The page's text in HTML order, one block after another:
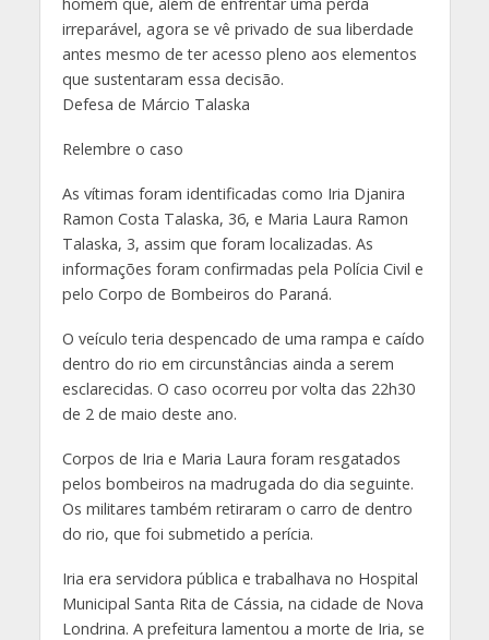
irreparável, agora se vê privado de sua liberdade
antes mesmo de ter acesso pleno aos elementos
que sustentaram essa decisão.
Defesa de Márcio Talaska
Relembre o caso
As vítimas foram identificadas como Iria Djanira
Ramon Costa Talaska, 36, e Maria Laura Ramon
Talaska, 3, assim que foram localizadas. As
informações foram confirmadas pela Polícia Civil e
pelo Corpo de Bombeiros do Paraná.
O veículo teria despencado de uma rampa e caído
dentro do rio em circunstâncias ainda a serem
esclarecidas. O caso ocorreu por volta das 22h30
de 2 de maio deste ano.
Corpos de Iria e Maria Laura foram resgatados
pelos bombeiros na madrugada do dia seguinte.
Os militares também retiraram o carro de dentro
do rio, que foi submetido a perícia.
Iria era servidora pública e trabalhava no Hospital
Municipal Santa Rita de Cássia, na cidade de Nova
Londrina. A prefeitura lamentou a morte de Iria, se